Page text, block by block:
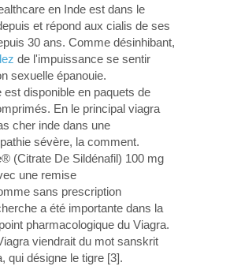
en Inde est dans le
et répond aux cialis de ses
30 ans. Comme désinhibant,
de l'impuissance se sentir
sexuelle épanouie.
est disponible en paquets de
En le principal viagra
cher inde dans une
sévère, la comment.
(Citrate De Sildénafil) 100 mg
une remise
sans prescription
a été importante dans la
pharmacologique du Viagra.
viendrait du mot sanskrit
qui désigne le tigre [3].